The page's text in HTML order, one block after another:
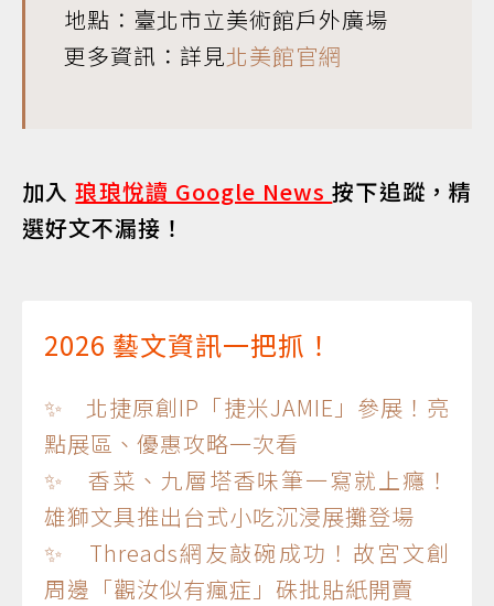
地點：臺北市立美術館戶外廣場
更多資訊：詳見北美館官網
加入琅琅悅讀 Google News按下追蹤，精
選好文不漏接！
2026 藝文資訊一把抓！
✨ 北捷原創IP「捷米JAMIE」參展！亮
點展區、優惠攻略一次看
✨ 香菜、九層塔香味筆一寫就上癮！
雄獅文具推出台式小吃沉浸展攤登場
✨ Threads網友敲碗成功！故宮文創
周邊「觀汝似有瘋症」硃批貼紙開賣